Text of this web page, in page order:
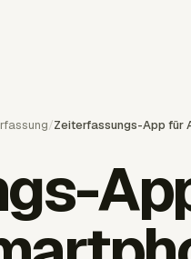
/Zeiterfassungs-App für